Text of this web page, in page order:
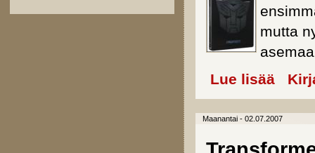
mutta
Lue lisää about
Maanantai - 02.07.2007